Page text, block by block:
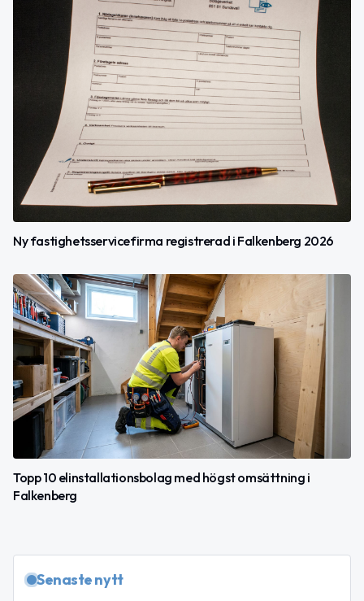
Ny fastighetsservicefirma registrerad i Falkenberg 2026
Topp 10 elinstallationsbolag med högst omsättning i
Falkenberg
Senaste nytt